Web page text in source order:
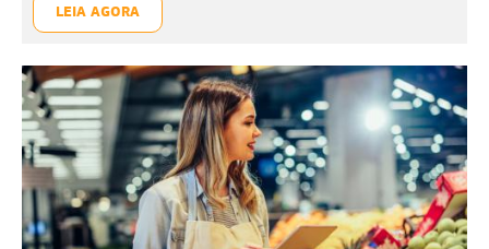
LEIA AGORA